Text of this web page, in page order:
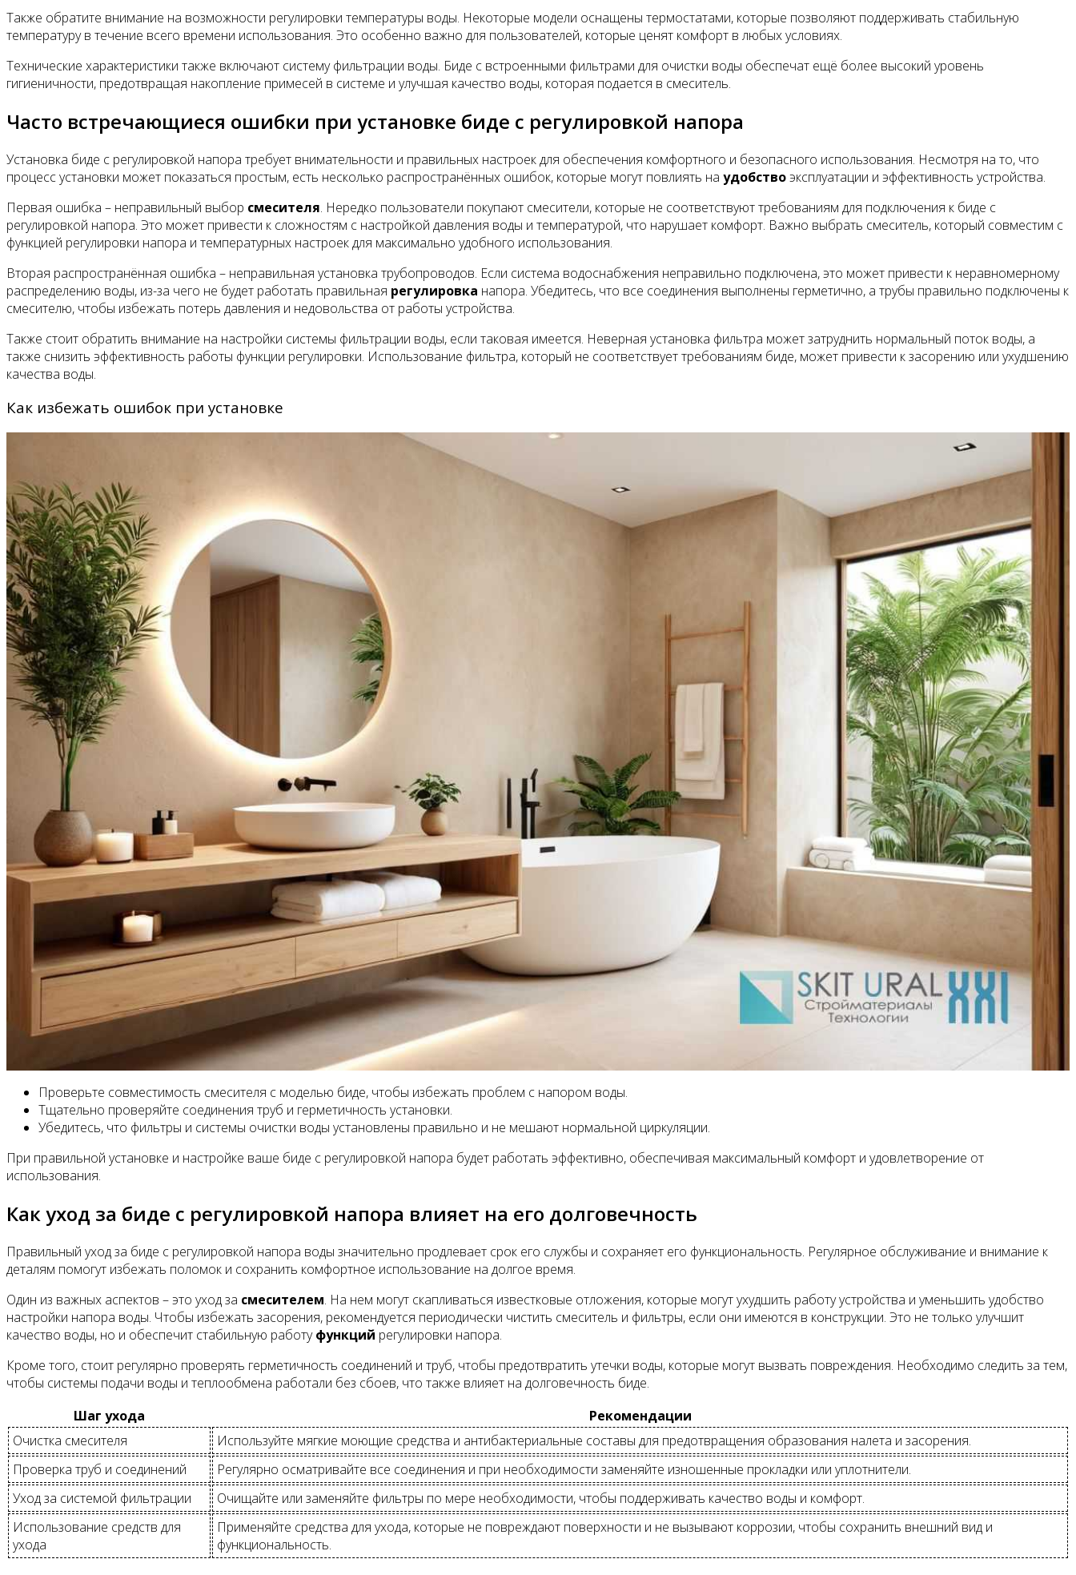
Также обратите внимание на возможности регулировки температуры воды. Некоторые модели оснащены термостатами, которые позволяют поддерживать стабильную
температуру в течение всего времени использования. Это особенно важно для пользователей, которые ценят комфорт в любых условиях.
Технические характеристики также включают систему фильтрации воды. Биде с встроенными фильтрами для очистки воды обеспечат ещё более высокий уровень
гигиеничности, предотвращая накопление примесей в системе и улучшая качество воды, которая подается в смеситель.
Часто встречающиеся ошибки при установке биде с регулировкой напора
Установка биде с регулировкой напора требует внимательности и правильных настроек для обеспечения комфортного и безопасного использования. Несмотря на то, что
процесс установки может показаться простым, есть несколько распространённых ошибок, которые могут повлиять на удобствоэксплуатации и эффективность устройства.
Первая ошибка – неправильный выбор смесителя. Нередко пользователи покупают смесители, которые не соответствуют требованиям для подключения к биде с
регулировкой напора. Это может привести к сложностям с настройкой давления воды и температурой, что нарушает комфорт. Важно выбрать смеситель, который совместим с
функцией регулировки напора и температурных настроек для максимально удобного использования.
Вторая распространённая ошибка – неправильная установка трубопроводов. Если система водоснабжения неправильно подключена, это может привести к неравномерному
распределению воды, из-за чего не будет работать правильная регулировка напора. Убедитесь, что все соединения выполнены герметично, а трубы правильно подключены к
смесителю, чтобы избежать потерь давления и недовольства от работы устройства.
Также стоит обратить внимание на настройки системы фильтрации воды, если таковая имеется. Неверная установка фильтра может затруднить нормальный поток воды, а
также снизить эффективность работы функции регулировки. Использование фильтра, который не соответствует требованиям биде, может привести к засорению или ухудшению
качества воды.
Как избежать ошибок при установке
Проверьте совместимость смесителя с моделью биде, чтобы избежать проблем с напором воды.
Тщательно проверяйте соединения труб и герметичность установки.
Убедитесь, что фильтры и системы очистки воды установлены правильно и не мешают нормальной циркуляции.
При правильной установке и настройке ваше биде с регулировкой напора будет работать эффективно, обеспечивая максимальный комфорт и удовлетворение от
использования.
Как уход за биде с регулировкой напора влияет на его долговечность
Правильный уход за биде с регулировкой напора воды значительно продлевает срок его службы и сохраняет его функциональность. Регулярное обслуживание и внимание к
деталям помогут избежать поломок и сохранить комфортное использование на долгое время.
Один из важных аспектов – это уход за смесителем. На нем могут скапливаться известковые отложения, которые могут ухудшить работу устройства и уменьшить удобство
настройки напора воды. Чтобы избежать засорения, рекомендуется периодически чистить смеситель и фильтры, если они имеются в конструкции. Это не только улучшит
качество воды, но и обеспечит стабильную работуфункций регулировки напора.
Кроме того, стоит регулярно проверять герметичность соединений и труб, чтобы предотвратить утечки воды, которые могут вызвать повреждения. Необходимо следить за тем,
чтобы системы подачи воды и теплообмена работали без сбоев, что также влияет на долговечность биде.
Шаг ухода
Рекомендации
Очистка смесителя
Используйте мягкие моющие средства и антибактериальные составы для предотвращения образования налета и засорения.
Проверка труб и соединений
Регулярно осматривайте все соединения и при необходимости заменяйте изношенные прокладки или уплотнители.
Уход за системой фильтрации
Очищайте или заменяйте фильтры по мере необходимости, чтобы поддерживать качество воды и комфорт.
Использование средств для
ухода
Применяйте средства для ухода, которые не повреждают поверхности и не вызывают коррозии, чтобы сохранить внешний вид и
функциональность.